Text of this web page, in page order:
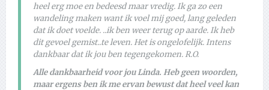
heel erg moe en bedeesd maar vredig. Ik ga zo een
wandeling maken want ik voel mij goed, lang geleden
dat ik doet voelde. ..ik ben weer terug op aarde. Ik heb
dit gevoel gemist..te leven. Het is ongelofelijk. Intens
dankbaar dat ik jou ben tegengekomen. R.O.
Alle dankbaarheid voor jou Linda. Heb geen woorden,
maar ergens ben ik me ervan bewust dat heel veel kan